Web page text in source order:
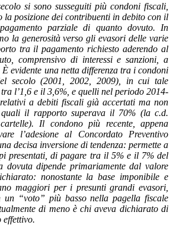
si sono susseguiti più condoni fiscali,
la posizione dei contribuenti in debito con il
parziale di quanto dovuto. In
la generosità verso gli evasori delle varie
tra il pagamento richiesto aderendo al
comprensivo di interessi e sanzioni, a
evidente una netta differenza tra i condoni
secolo (2001, 2002, 2009), in cui tale
l’1,6 e il 3,6%, e quelli nel periodo 2014-
a debiti fiscali già accertati ma non
il rapporto superava il 70% (la c.d.
Il condono più recente, appena
l’adesione al Concordato Preventivo
decisa inversione di tendenza: permette a
presentati, di pagare tra il 5% e il 7% del
dovuta dipende primariamente dal valore
nonostante la base imponibile e
maggiori per i presunti grandi evasori,
“voto” più basso nella pagella fiscale
di meno è chi aveva dichiarato di
effettivo.